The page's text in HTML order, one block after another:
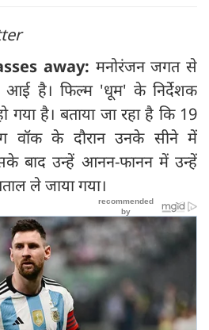
away: मनोरंजन जगत से
है। फिल्म 'धूम' के निर्देशक
गया है। बताया जा रहा है कि 19
वॉक के दौरान उनके सीने में
बाद उन्हें आनन-फानन में उन्हें
ले जाया गया।